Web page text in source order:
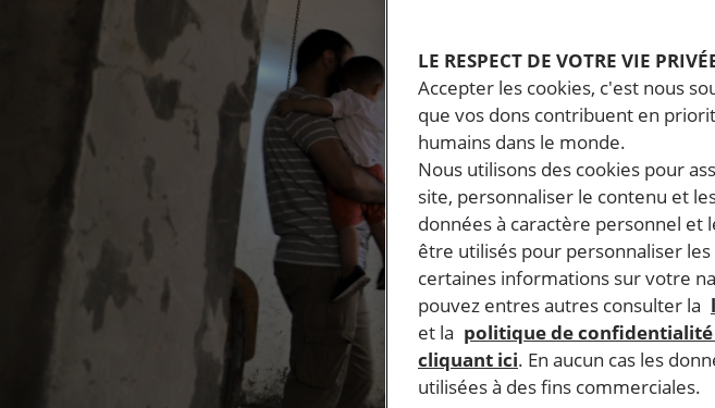
LE RESPECT DE VOTRE VIE
Accepter les cookies, c'est nous
que vos dons contribuent en
humains dans le monde.
Nous utilisons des cookies pour
site, personnaliser le contenu et
données à caractère personnel et
être utilisés pour personnaliser
certaines informations sur votre
pouvez entres autres consulter la
et la politique de
cliquant ici. En aucun cas les
utilisées à des fins commerciales.